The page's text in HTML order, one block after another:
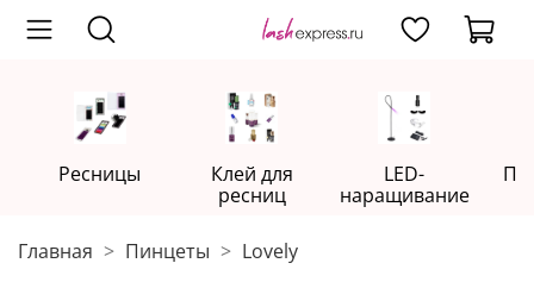
Ресницы
Клей для
ресниц
LED-
наращивание
Главная Пинцеты Lovely